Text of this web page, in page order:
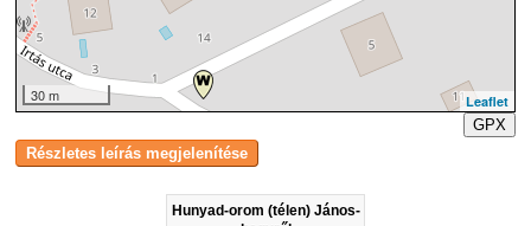
Hunyad-orom (télen) János-
30 m
Leaflet
GPX